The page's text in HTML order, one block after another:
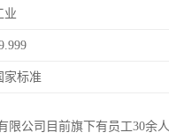
业
家标准
限公司目前旗下有员工30余